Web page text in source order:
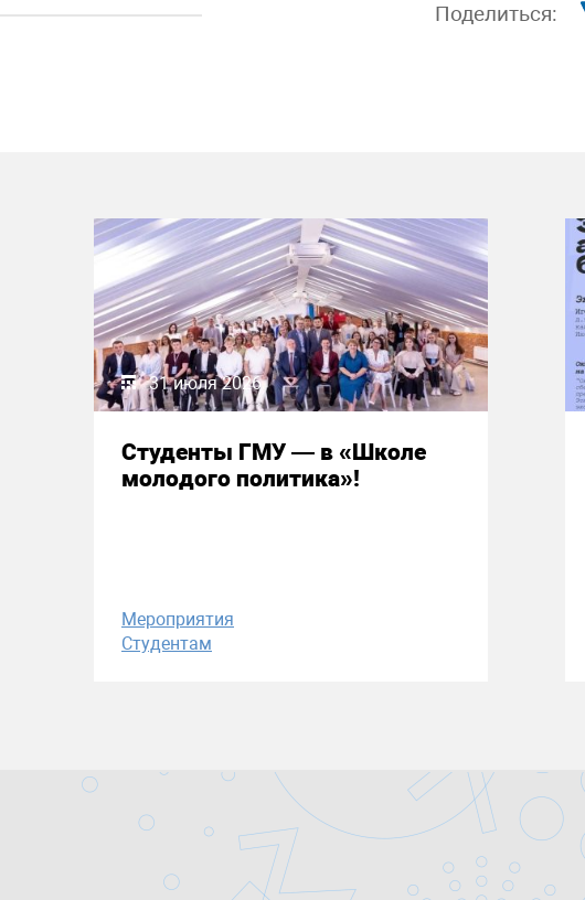
Поделиться:
31 июля 2026
Студенты ГМУ — в «Школе
молодого политика»!
Мероприятия
Студентам